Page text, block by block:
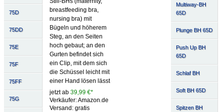
75D
75DD
75E
75F
75FF
75G
Multiway-BH
65D
Plunge BH 65D
Push Up BH
65D
Schlaf BH
Soft BH 65D
Spitzen BH
breastfeeding bra,
nursing bra) mit
Bügeln und höherem
Steg, an den Seiten
hoch gebaut; an den
Gurten befindet sich
ein Clip, mit dem sich
die Schüssel leicht mit
einer Hand lösen lässt
jetzt ab 39,99 €*
Verkäufer: Amazon.de
Versand: gratis